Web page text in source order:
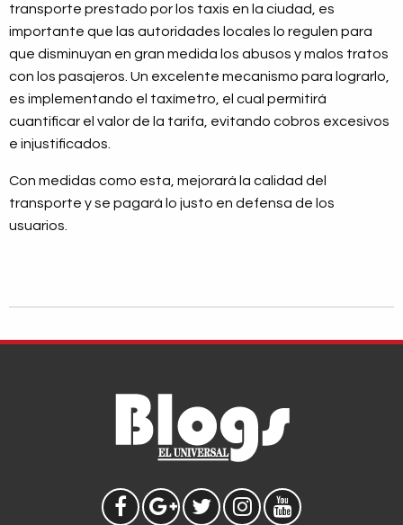
transporte prestado por los taxis en la ciudad, es
importante que las autoridades locales lo regulen para
que disminuyan en gran medida los abusos y malos tratos
con los pasajeros. Un excelente mecanismo para lograrlo,
es implementando el taxímetro, el cual permitirá
cuantificar el valor de la tarifa, evitando cobros excesivos
e injustificados.
Con medidas como esta, mejorará la calidad del
transporte y se pagará lo justo en defensa de los
usuarios.